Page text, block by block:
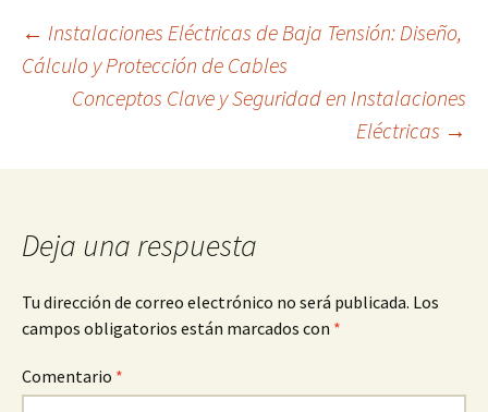
Navegación
entradas
← Instalaciones Eléctricas de Baja Tensión: Diseño,
Cálculo y Protección de Cables
Conceptos Clave y Seguridad en Instalaciones
Eléctricas →
Deja una respuesta
Tu dirección de correo electrónico no será publicada. Los
campos obligatorios están marcados con *
Comentario *